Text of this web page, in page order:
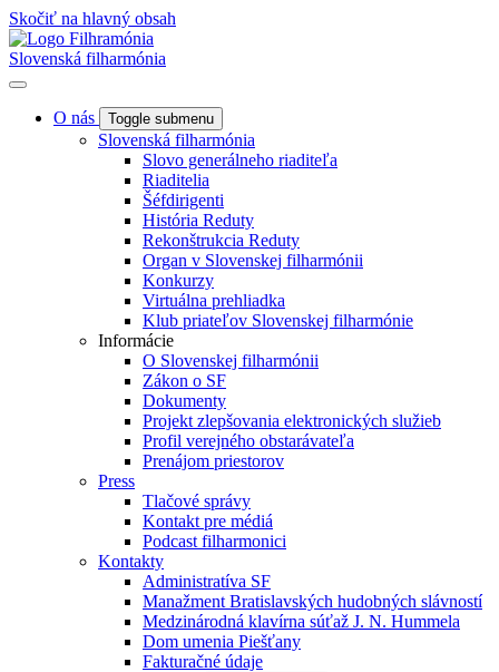
Skočiť na hlavný obsah
Slovenská filharmónia
O nás Toggle submenu
Slovenská filharmónia
Slovo generálneho riaditeľa
Riaditelia
Šéfdirigenti
História Reduty
Rekonštrukcia Reduty
Organ v Slovenskej filharmónii
Konkurzy
Virtuálna prehliadka
Klub priateľov Slovenskej filharmónie
Informácie
O Slovenskej filharmónii
Zákon o SF
Dokumenty
Projekt zlepšovania elektronických služieb
Profil verejného obstarávateľa
Prenájom priestorov
Press
Tlačové správy
Kontakt pre médiá
Podcast filharmonici
Kontakty
Administratíva SF
Manažment Bratislavských hudobných slávností
Medzinárodná klavírna súťaž J. N. Hummela
Dom umenia Piešťany
Fakturačné údaje